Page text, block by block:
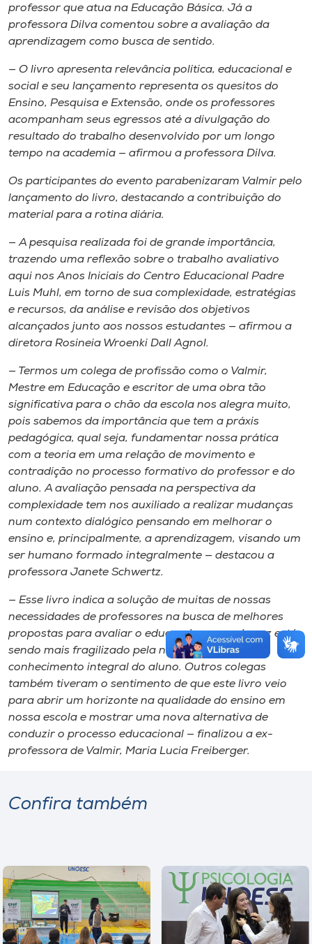
professor que atua na Educação Básica. Já a
professora Dilva comentou sobre a avaliação da
aprendizagem como busca de sentido.
— O livro apresenta relevância política, educacional e
social e seu lançamento representa os quesitos do
Ensino, Pesquisa e Extensão, onde os professores
acompanham seus egressos até a divulgação do
resultado do trabalho desenvolvido por um longo
tempo na academia — afirmou a professora Dilva.
Os participantes do evento parabenizaram Valmir pelo
lançamento do livro, destacando a contribuição do
material para a rotina diária.
— A pesquisa realizada foi de grande importância,
trazendo uma reflexão sobre o trabalho avaliativo
aqui nos Anos Iniciais do Centro Educacional Padre
Luis Muhl, em torno de sua complexidade, estratégias
e recursos, da análise e revisão dos objetivos
alcançados junto aos nossos estudantes — afirmou a
diretora Rosineia Wroenki Dall Agnol.
— Termos um colega de profissão como o Valmir,
Mestre em Educação e escritor de uma obra tão
significativa para o chão da escola nos alegra muito,
pois sabemos da importância que tem a práxis
pedagógica, qual seja, fundamentar nossa prática
com a teoria em uma relação de movimento e
contradição no processo formativo do professor e do
aluno. A avaliação pensada na perspectiva da
complexidade tem nos auxiliado a realizar mudanças
num contexto dialógico pensando em melhorar o
ensino e, principalmente, a aprendizagem, visando um
ser humano formado integralmente — destacou a
professora Janete Schwertz.
— Esse livro indica a solução de muitas de nossas
necessidades de professores na busca de melhores
propostas para avaliar o educando que cada vez está
sendo mais fragilizado pela nossa falta de
conhecimento integral do aluno. Outros colegas
também tiveram o sentimento de que este livro veio
para abrir um horizonte na qualidade do ensino em
nossa escola e mostrar uma nova alternativa de
conduzir o processo educacional — finalizou a ex-
professora de Valmir, Maria Lucia Freiberger.
Confira também